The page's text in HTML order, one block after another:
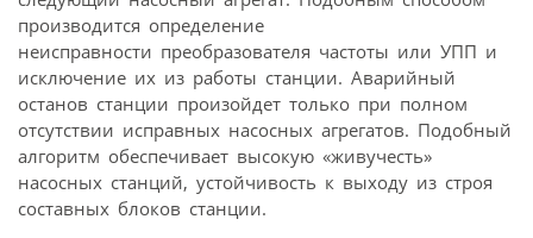
производится определение
неисправности преобразователя частоты или УПП и
исключение их из работы станции. Аварийный
останов станции произойдет только при полном
отсутствии исправных насосных агрегатов. Подобный
алгоритм обеспечивает высокую «живучесть»
насосных станций, устойчивость к выходу из строя
составных блоков станции.